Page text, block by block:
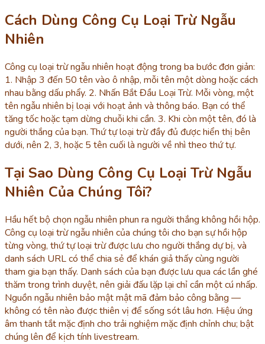
Cách Dùng Công Cụ Loại Trừ Ngẫu
Nhiên
Công cụ loại trừ ngẫu nhiên hoạt động trong ba bước đơn giản:
1. Nhập 3 đến 50 tên vào ô nhập, mỗi tên một dòng hoặc cách
nhau bằng dấu phẩy. 2. Nhấn Bắt Đầu Loại Trừ. Mỗi vòng, một
tên ngẫu nhiên bị loại với hoạt ảnh và thông báo. Bạn có thể
tăng tốc hoặc tạm dừng chuỗi khi cần. 3. Khi còn một tên, đó là
người thắng của bạn. Thứ tự loại trừ đầy đủ được hiển thị bên
dưới, nên 2, 3, hoặc 5 tên cuối là người về nhì theo thứ tự.
Tại Sao Dùng Công Cụ Loại Trừ Ngẫu
Nhiên Của Chúng Tôi?
Hầu hết bộ chọn ngẫu nhiên phun ra người thắng không hồi hộp.
Công cụ loại trừ ngẫu nhiên của chúng tôi cho bạn sự hồi hộp
từng vòng, thứ tự loại trừ được lưu cho người thắng dự bị, và
danh sách URL có thể chia sẻ để khán giả thấy cùng người
tham gia bạn thấy. Danh sách của bạn được lưu qua các lần ghé
thăm trong trình duyệt, nên giải đấu lặp lại chỉ cần một cú nhấp.
Nguồn ngẫu nhiên bảo mật mật mã đảm bảo công bằng —
không có tên nào được thiên vị để sống sót lâu hơn. Hiệu ứng
âm thanh tắt mặc định cho trải nghiệm mặc định chỉnh chu; bật
chúng lên để kịch tính livestream.